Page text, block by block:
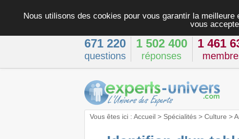
Nous utilisons des cookies pour vous garantir la
vous
671 220
questions
1 502 400
réponses
1 461
Vous êtes ici : Accueil> Spécialités> Culture >